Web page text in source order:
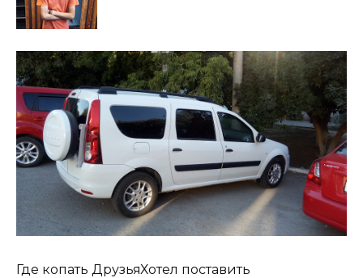
Где копать ДрузьяХотел поставить